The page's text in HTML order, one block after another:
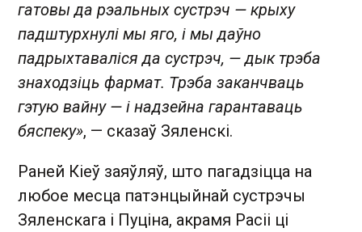
гатовы да рэальных сустрэч — крыху
падштурхнулі мы яго, і мы даўно
падрыхтаваліся да сустрэч, — дык трэба
знаходзіць фармат. Трэба заканчваць
гэтую вайну — і надзейна гарантаваць
бяспеку», — сказаў Зяленскі.
Раней Кіеў заяўляў, што пагадзіцца на
любое месца патэнцыйнай сустрэчы
Зяленскага і Пуціна, акрамя Расіі ці